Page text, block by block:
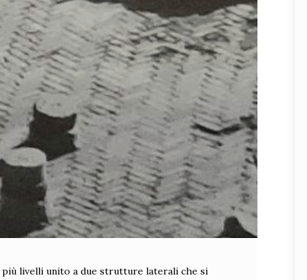
più livelli unito a due strutture laterali che si